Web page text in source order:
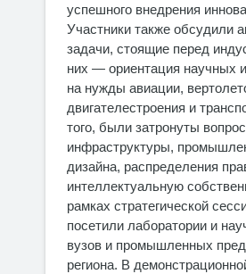
успешного внедрения
Участники также обсудили
задачи, стоящие перед
них — ориентация научных
на нужды авиации,
двигателестроения и
того, были затронуты
инфраструктуры,
дизайна, распределения
интеллектуальную
рамках стратегической
посетили лаборатории и
вузов и промышленных
региона. В